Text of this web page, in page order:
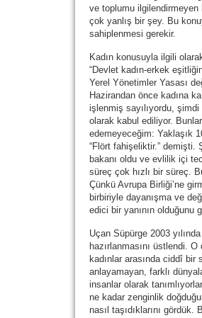
ve toplumu
çok yanlış bir şey. Bu
sahiplenmesi gerekir.
Kadın konusuyla ilgili
“Devlet kadın-erkek
Yerel Yönetimler Yasası
Hazirandan önce kadına
işlenmiş sayılıyordu,
olarak kabul ediliyor.
edemeyeceğim: Yaklaşık
“Flört fahişeliktir.” demişti.
bakanı oldu ve evlilik içi
süreç çok hızlı bir süreç.
Çünkü Avrupa Birliği’ne
birbiriyle dayanışma ve
edici bir yanının olduğunu
Uçan Süpürge 2003
hazırlanmasını üstlendi.
kadınlar arasında ciddî bir
anlayamayan, farklı
insanlar olarak
ne kadar zenginlik
nasıl taşıdıklarını